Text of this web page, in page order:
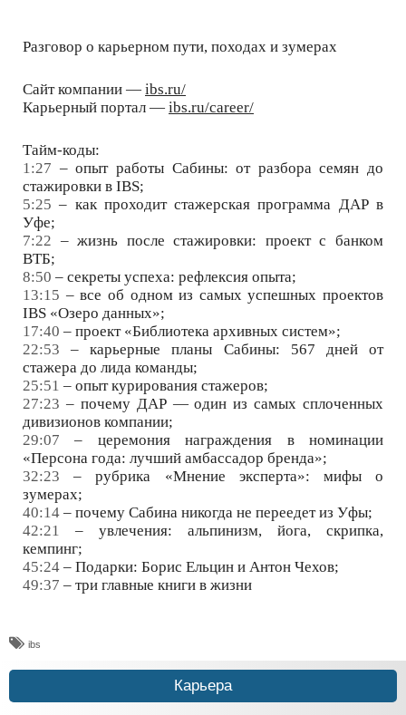
Разговор о карьерном пути, походах и зумерах
Сайт компании — ibs.ru/
Карьерный портал — ibs.ru/career/
Тайм-коды:
1:27 – опыт работы Сабины: от разбора семян до
стажировки в IBS;
5:25 – как проходит стажерская программа ДАР в
Уфе;
7:22 – жизнь после стажировки: проект с банком
ВТБ;
8:50 – секреты успеха: рефлексия опыта;
13:15 – все об одном из самых успешных проектов
IBS «Озеро данных»;
17:40 – проект «Библиотека архивных систем»;
22:53 – карьерные планы Сабины: 567 дней от
стажера до лида команды;
25:51 – опыт курирования стажеров;
27:23 – почему ДАР — один из самых сплоченных
дивизионов компании;
29:07 – церемония награждения в номинации
«Персона года: лучший амбассадор бренда»;
32:23 – рубрика «Мнение эксперта»: мифы о
зумерах;
40:14 – почему Сабина никогда не переедет из Уфы;
42:21 – увлечения: альпинизм, йога, скрипка,
кемпинг;
45:24 – Подарки: Борис Ельцин и Антон Чехов;
49:37 – три главные книги в жизни
ibs
Карьера